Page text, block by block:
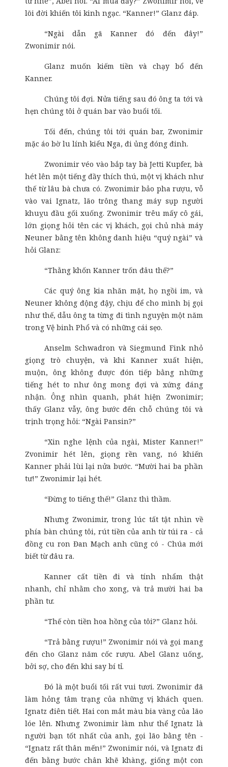
lõi đời khiến tôi kinh ngạc. “Kanner!” Glanz đáp.
“Ngài dẫn gã Kanner đó đến đây!”
Zwonimir nói.
Glanz muốn kiếm tiền và chạy bổ đến
Kanner.
Chúng tôi đợi. Nửa tiếng sau đó ông ta tới và
hẹn chúng tôi ở quán bar vào buổi tối.
Tối đến, chúng tôi tới quán bar, Zwonimir
mặc áo bờ lu lính kiểu Nga, đi ủng đóng đinh.
Zwonimir véo vào bắp tay bà Jetti Kupfer, bà
hét lên một tiếng đầy thích thú, một vị khách như
thế từ lâu bà chưa có. Zwonimir bảo pha rượu, vỗ
vào vai Ignatz, lão trông thang máy sụp người
khuỵu đầu gối xuống. Zwonimir trêu mấy cô gái,
lớn giọng hỏi tên các vị khách, gọi chủ nhà máy
Neuner bằng tên không danh hiệu “quý ngài” và
hỏi Glanz:
“Thằng khốn Kanner trốn đâu thế?”
Các quý ông kia nhăn mặt, họ ngồi im, và
Neuner không động đậy, chịu để cho mình bị gọi
như thế, dẫu ông ta từng đi tình nguyện một năm
trong Vệ binh Phổ và có những cái sẹo.
Anselm Schwadron và Siegmund Fink nhỏ
giọng trò chuyện, và khi Kanner xuất hiện,
muộn, ông không được đón tiếp bằng những
tiếng hét to như ông mong đợi và xứng đáng
nhận. Ông nhìn quanh, phát hiện Zwonimir;
thấy Glanz vẫy, ông bước đến chỗ chúng tôi và
trịnh trọng hỏi: “Ngài Pansin?”
“Xin nghe lệnh của ngài, Mister Kanner!”
Zvonimir hét lên, giọng rền vang, nó khiến
Kanner phải lùi lại nửa bước. “Mười hai ba phần
tư!” Zwonimir lại hét.
“Đừng to tiếng thế!” Glanz thì thầm.
Nhưng Zwonimir, trong lúc tất tật nhìn về
phía bàn chúng tôi, rút tiền của anh từ túi ra - cả
đồng cu ron Đan Mạch anh cũng có - Chúa mới
biết từ đâu ra.
Kanner cất tiền đi và tính nhẩm thật
nhanh, chỉ nhằm cho xong, và trả mười hai ba
phần tư.
“Thế còn tiền hoa hồng của tôi?” Glanz hỏi.
“Trả bằng rượu!” Zwonimir nói và gọi mang
đến cho Glanz năm cốc rượu. Abel Glanz uống,
bởi sợ, cho đến khi say bí tỉ.
Đó là một buổi tối rất vui tươi. Zwonimir đã
làm hỏng tâm trạng của những vị khách quen.
Ignatz điên tiết. Hai con mắt màu bia vàng của lão
lóe lên. Nhưng Zwonimir làm như thể Ignatz là
người bạn tốt nhất của anh, gọi lão bằng tên -
“Ignatz rất thân mến!” Zwonimir nói, và Ignatz đi
đến bằng bước chân khẽ khàng, giống một con